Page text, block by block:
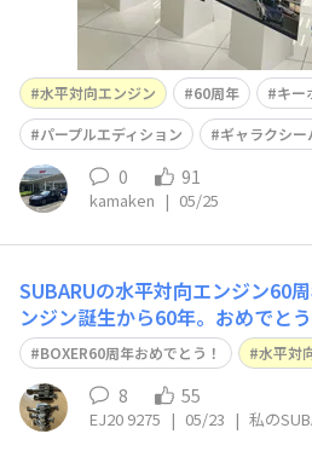
水平対向エンジン 60周年 キー
パープルエディション
ギャラクシー
0 91
kamaken | 05/25
SUBARUの水平対向エンジン60
ンジン誕生から60年。おめでと
この伝統を維持し続けて欲しいで
株式会社SUBARUのメンバーに私
年を迎えたいです。今から40年後
ためには、エンジン側
BOXER60周年おめでとう！ 水平対
8 55
EJ20 9275 | 05/23 | 私の